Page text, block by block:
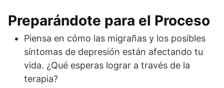
Preparándote para el Proceso
Piensa en cómo las migrañas y los posibles
síntomas de depresión están afectando tu
vida. ¿Qué esperas lograr a través de la
terapia?